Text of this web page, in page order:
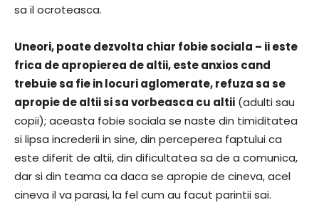
sa il ocroteasca.
Uneori, poate dezvolta chiar fobie sociala – ii este
frica de apropierea de altii, este anxios cand
trebuie sa fie in locuri aglomerate, refuza sa se
apropie de altii si sa vorbeasca cu altii (adulti sau
copii); aceasta fobie sociala se naste din timiditatea
si lipsa increderii in sine, din perceperea faptului ca
este diferit de altii, din dificultatea sa de a comunica,
dar si din teama ca daca se apropie de cineva, acel
cineva il va parasi, la fel cum au facut parintii sai.